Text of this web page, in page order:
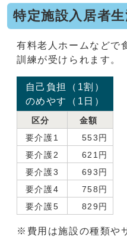
特定施設入居者
有料老人ホームなどで
訓練が受けられます。
自己負担（1割）
のめやす（1日）
区分
金額
要介護1
553円
要介護2
621円
要介護3
693円
要介護4
758円
要介護5
829円
※費用は施設の種類や